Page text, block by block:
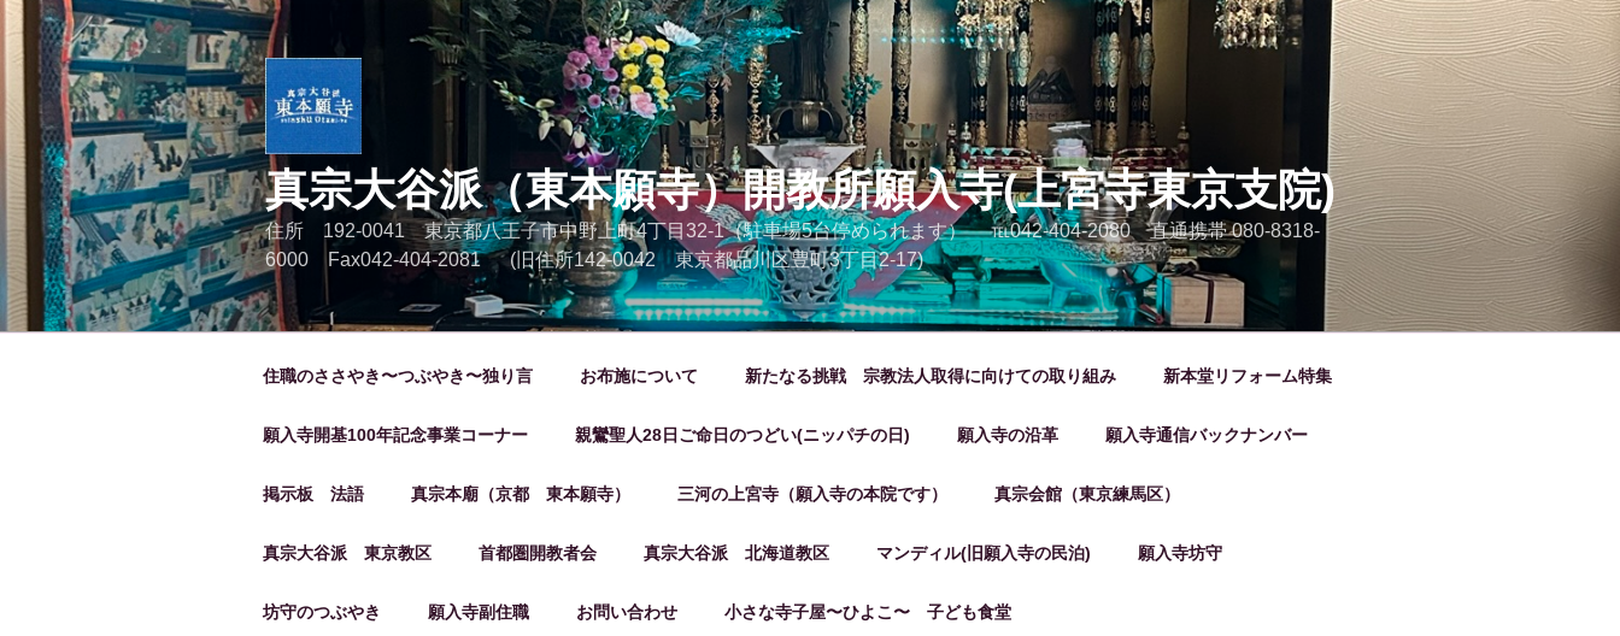
キ
プ
真宗大谷派（東本願寺）開教所願入寺(上宮寺東京支院)
住所 192-0041 東京都八王子市中野上町4丁目32-1（駐車場5台停められます） ℡042-404-2080 直通携帯 080-8318-
6000 Fax042-404-2081 (旧住所142-0042 東京都品川区豊町3丁目2-17)
住職のささやき〜つぶやき〜独り言 お布施について 新たなる挑戦 宗教法人取得に向けての取り組み 新本堂リフォーム特集
願入寺開基100年記念事業コーナー 親鸞聖人28日ご命日のつどい(ニッパチの日) 願入寺の沿革 願入寺通信バックナンバー
掲示板 法語 真宗本廟（京都 東本願寺） 三河の上宮寺（願入寺の本院です） 真宗会館（東京練馬区）
真宗大谷派 東京教区 首都圏開教者会 真宗大谷派 北海道教区 マンディル(旧願入寺の民泊) 願入寺坊守
坊守のつぶやき 願入寺副住職 お問い合わせ 小さな寺子屋〜ひよこ〜 子ども食堂